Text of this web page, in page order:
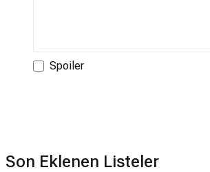
Spoiler
Son Eklenen Listeler